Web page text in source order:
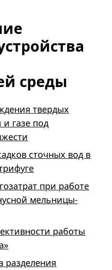
среды
твердых
газе под
сточных вод в
при работе
мельницы-
работы
разделения